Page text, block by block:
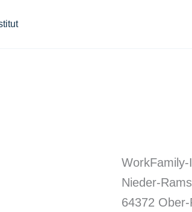
Nieder-
64372